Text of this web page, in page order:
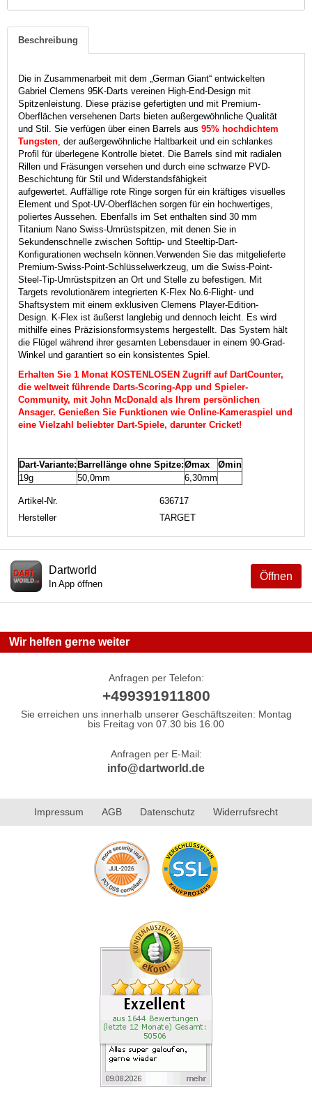
Beschreibung
Die in Zusammenarbeit mit dem „German Giant“ entwickelten
Gabriel Clemens 95K-Darts vereinen High-End-Design mit
Spitzenleistung. Diese präzise gefertigten und mit Premium-
Oberflächen versehenen Darts bieten außergewöhnliche Qualität
und Stil. Sie verfügen über einen Barrels aus 95% hochdichtem
Tungsten , der außergewöhnliche Haltbarkeit und ein schlankes
Profil für überlegene Kontrolle bietet. Die Barrels sind mit radialen
Rillen und Fräsungen versehen und durch eine schwarze PVD-
Beschichtung für Stil und Widerstandsfähigkeit
aufgewertet. Auffällige rote Ringe sorgen für ein kräftiges visuelles
Element und Spot-UV-Oberflächen sorgen für ein hochwertiges,
poliertes Aussehen. Ebenfalls im Set enthalten sind 30 mm
Titanium Nano Swiss-Umrüstspitzen, mit denen Sie in
Sekundenschnelle zwischen Softtip- und Steeltip-Dart-
Konfigurationen wechseln können. Verwenden Sie das mitgelieferte
Premium-Swiss-Point-Schlüsselwerkzeug, um die Swiss-Point-
Steel-Tip-Umrüstspitzen an Ort und Stelle zu befestigen. Mit
Targets revolutionärem integrierten K-Flex No.6-Flight- und
Shaftsystem mit einem exklusiven Clemens Player-Edition-
Design. K-Flex ist äußerst langlebig und dennoch leicht. Es wird
mithilfe eines Präzisionsformsystems hergestellt. Das System hält
die Flügel während ihrer gesamten Lebensdauer in einem 90-Grad-
Winkel und garantiert so ein konsistentes Spiel.
Erhalten Sie 1 Monat KOSTENLOSEN Zugriff auf DartCounter,
die weltweit führende Darts-Scoring-App und Spieler-
Community, mit John McDonald als Ihrem persönlichen
Ansager. Genießen Sie Funktionen wie Online-Kameraspiel und
eine Vielzahl beliebter Dart-Spiele, darunter Cricket!
Dart-Variante:Barrellänge ohne Spitze:Ømax
Ømin
19g
50,0mm 6,30mm
Artikel-Nr.
636717
Hersteller
TARGET
Öffnen
Dartworld
In App öffnen
Wir helfen gerne weiter
Anfragen per Telefon:
+499391911800
Sie erreichen uns innerhalb unserer Geschäftszeiten: Montag
bis Freitag von 07.30 bis 16.00
Anfragen per E-Mail:
info@dartworld.de
Impressum AGB Datenschutz Widerrufsrecht